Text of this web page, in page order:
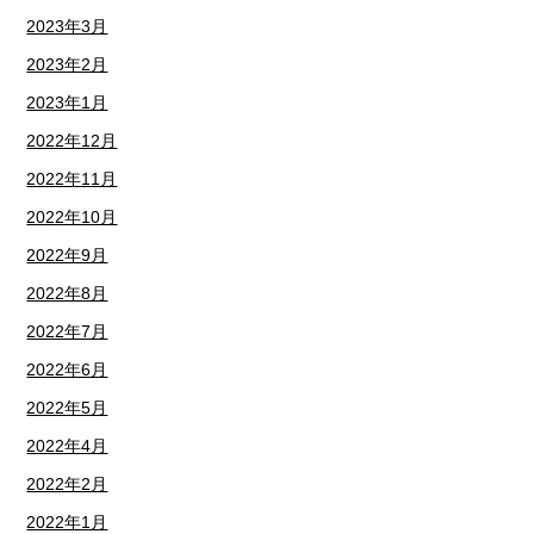
2023年3月
2023年2月
2023年1月
2022年12月
2022年11月
2022年10月
2022年9月
2022年8月
2022年7月
2022年6月
2022年5月
2022年4月
2022年2月
2022年1月